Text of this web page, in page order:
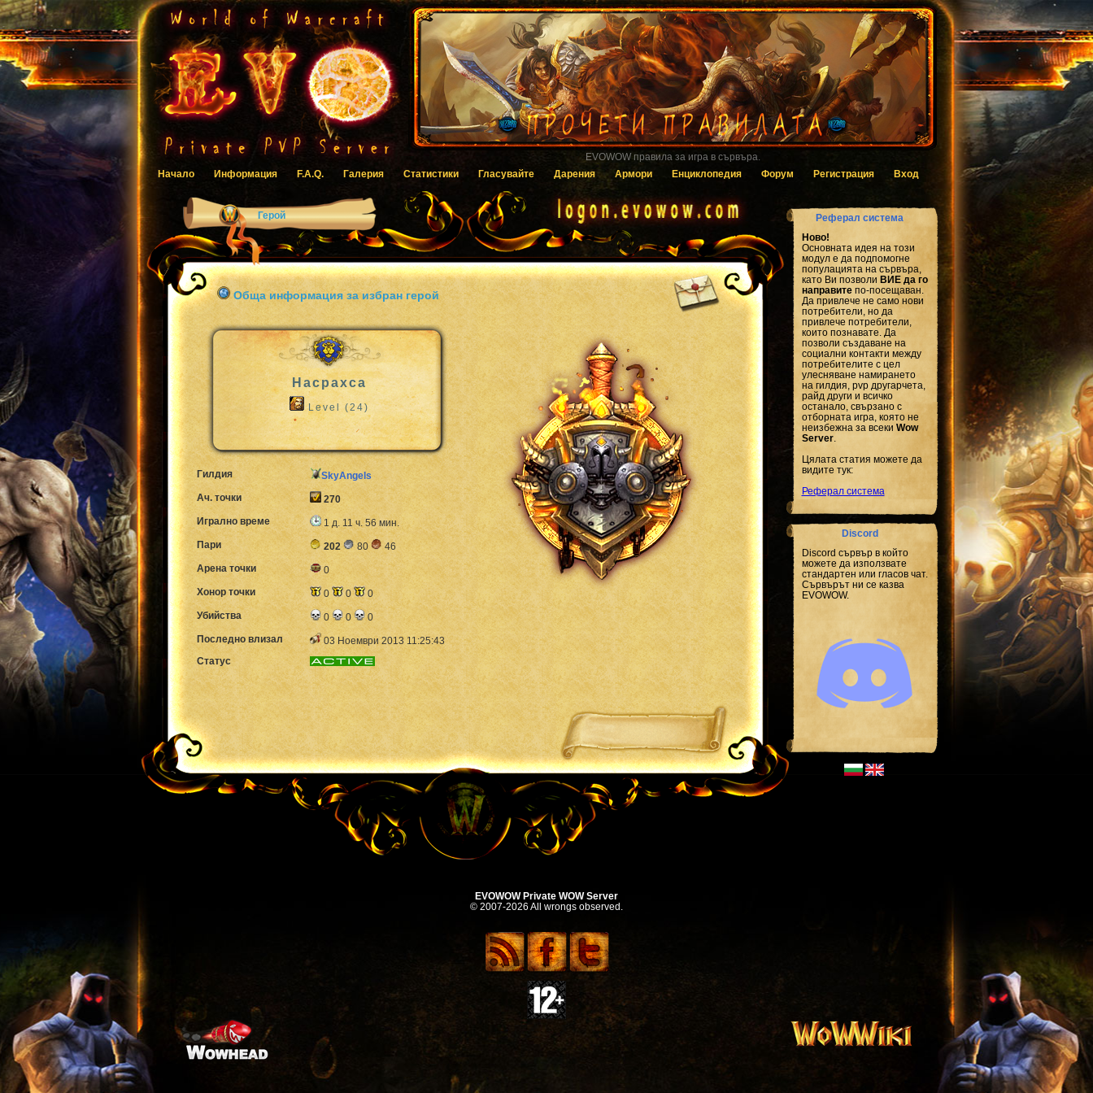
Гласувайте за EVOWOW чрез системата за гласуване.
Начало
Информация F.A.Q. Галерия Статистики Гласувайте Дарения Армори Енциклопедия Форум Регистрация Вход
Реферал система
Ново!
Основната идея на този
модул е да подпомогне
популацията на сървъра,
като Ви позволи ВИЕ да го
направитепо-посещаван.
Да привлече не само нови
потребители, но да
привлече потребители,
които познавате. Да
позволи създаване на
социални контакти между
потребителите с цел
улесняване намирането
на гилдия, pvp другарчета,
райд други и всичко
останало, свързано с
отборната игра, която не
неизбежна за всеки Wow
Server.
Цялата статия можете да
видите тук:
Реферал система
Discord
Discord сървър в който
можете да използвате
стандартен или гласов чат.
Сървърът ни се казва
EVOWOW.
Герой
Обща информация за избран герой
Hacpaxca
Level (24)
Гилдия
SkyAngels
Ач. точки
270
Игрално време
1 д. 11 ч. 56 мин.
Пари
202 80
46
Арена точки
0
Хонор точки
0 0
0
Убийства
0 0
0
Последно влизал
03 Ноември 2013 11:25:43
Статус
EVOWOW Private WOW Server
© 2007-2026 All wrongs observed.